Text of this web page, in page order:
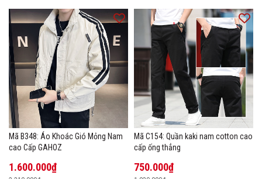
Mã B348: Áo Khoác Gió Mỏng Nam
cao Cấp GAHOZ
1.600.000₫
Mã C154: Quần kaki nam cotton cao
cấp ống thẳng
750.000₫